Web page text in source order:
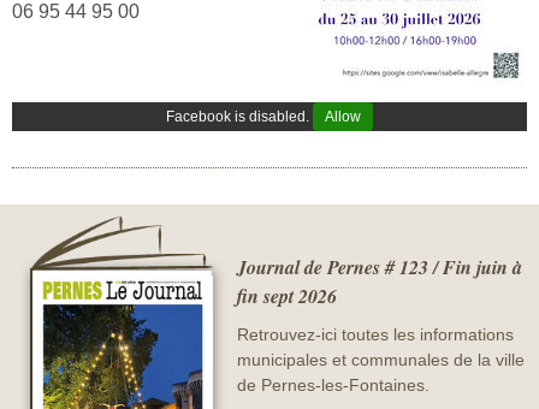
06 95 44 95 00
Facebook is disabled. Allow
Journal de Pernes # 123 / Fin juin à
fin sept 2026
Retrouvez-ici toutes les informations
municipales et communales de la ville
de Pernes-les-Fontaines.